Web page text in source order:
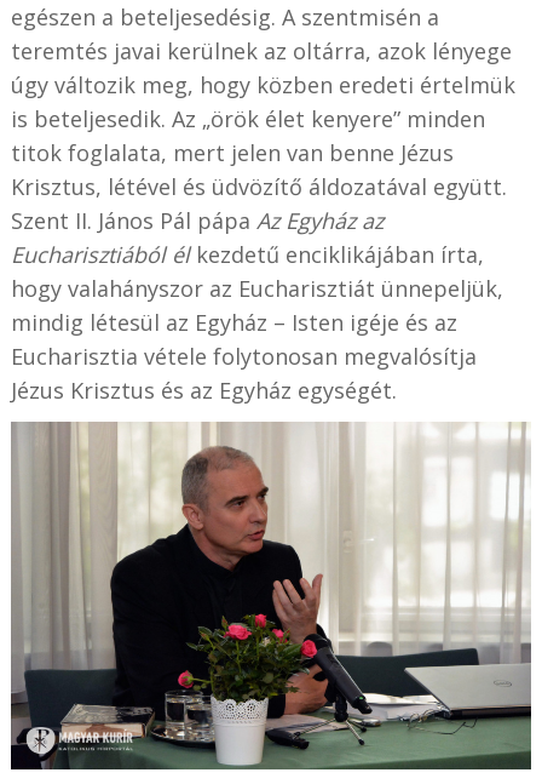
egészen a beteljesedésig. A szentmisén a
teremtés javai kerülnek az oltárra, azok lényege
úgy változik meg, hogy közben eredeti értelmük
is beteljesedik. Az „örök élet kenyere” minden
titok foglalata, mert jelen van benne Jézus
Krisztus, létével és üdvözítő áldozatával együtt.
Szent II. János Pál pápa Az Egyház az
Eucharisztiából élkezdetű enciklikájában írta,
hogy valahányszor az Eucharisztiát ünnepeljük,
mindig létesül az Egyház – Isten igéje és az
Eucharisztia vétele folytonosan megvalósítja
Jézus Krisztus és az Egyház egységét.